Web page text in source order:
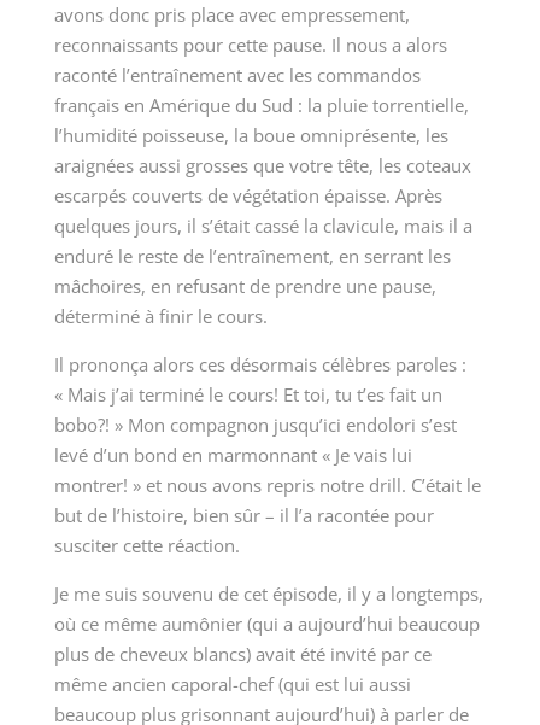
avons donc pris place avec empressement,
reconnaissants pour cette pause. Il nous a alors
raconté l’entraînement avec les commandos
français en Amérique du Sud : la pluie torrentielle,
l’humidité poisseuse, la boue omniprésente, les
araignées aussi grosses que votre tête, les coteaux
escarpés couverts de végétation épaisse. Après
quelques jours, il s’était cassé la clavicule, mais il a
enduré le reste de l’entraînement, en serrant les
mâchoires, en refusant de prendre une pause,
déterminé à finir le cours.
Il prononça alors ces désormais célèbres paroles :
« Mais j’ai terminé le cours! Et toi, tu t’es fait un
bobo?! » Mon compagnon jusqu’ici endolori s’est
levé d’un bond en marmonnant « Je vais lui
montrer! » et nous avons repris notre drill. C’était le
but de l’histoire, bien sûr – il l’a racontée pour
susciter cette réaction.
Je me suis souvenu de cet épisode, il y a longtemps,
où ce même aumônier (qui a aujourd’hui beaucoup
plus de cheveux blancs) avait été invité par ce
même ancien caporal-chef (qui est lui aussi
beaucoup plus grisonnant aujourd’hui) à parler de